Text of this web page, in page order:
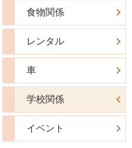
食物関係
レンタル
車
学校関係
イベント